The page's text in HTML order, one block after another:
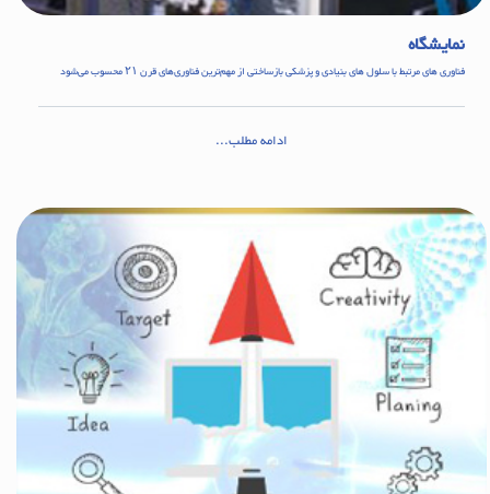
نمایشگاه
فناوری های مرتبط با سلول های بنیادی و پزشکی بازساختی از مهم‌ترین فناوری‌های قرن ۲۱ محسوب می‌شود
ادامه مطلب...